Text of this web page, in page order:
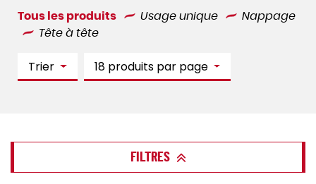
Tous les produits Usage unique
Nappage
Tête à tête
Trier 18 produits par page
FILTRES